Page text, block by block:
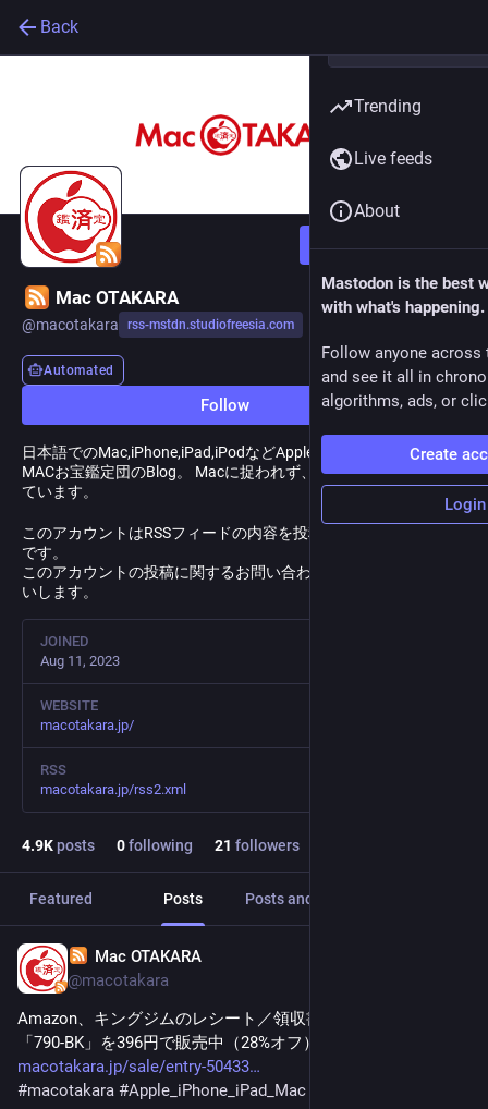
Back
Follow
Mac OTAKARA
@macotakara rss-mstdn.studiofreesia.com
Automated
Follow
日本語でのMac,iPhone,iPad,iPodなどApple関連の情報サイト。
MACお宝鑑定団のBlog。 Macに捉われず、様々な情報を掲載し
ています。
このアカウントはRSSフィードの内容を投稿するbotアカウント
です。
このアカウントの投稿に関するお問い合わせは
いします。
JOINED
Aug 11, 2023
WEBSITE
macotakara.jp/
RSS
macotakara.jp/rss2.xml
4.9Kposts 0following 21 followers
Featured Posts Posts and replies
Mac OTAKARA
@macotakara
Amazon、キングジムのレシート／領収書スキャンホルダー
「790-BK」を396円で販売中（28%オフ）
macotakara.jp/sale/entry-50433
#macotakara #Apple_iPhone_iPad_Mac
Trending
Live feeds
About
Mastodon is the best
with what's happening.
Follow anyone across
and see it all in
algorithms, ads, or
Create
Login